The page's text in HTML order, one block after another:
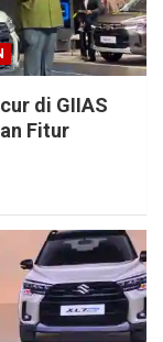
di GIIAS
Fitur